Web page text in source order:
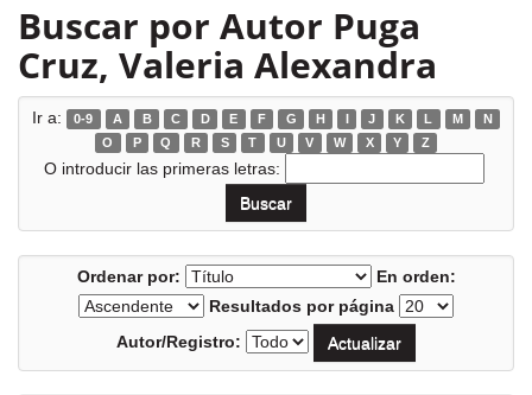
Buscar por Autor Puga
Cruz, Valeria Alexandra
Ir a: 0-9 A B C D E F G H I J K L M
N
O
P Q R S T U V W X Y Z
O introducir las primeras letras:
Ordenar por:
En orden:
Resultados por página
Autor/Registro: